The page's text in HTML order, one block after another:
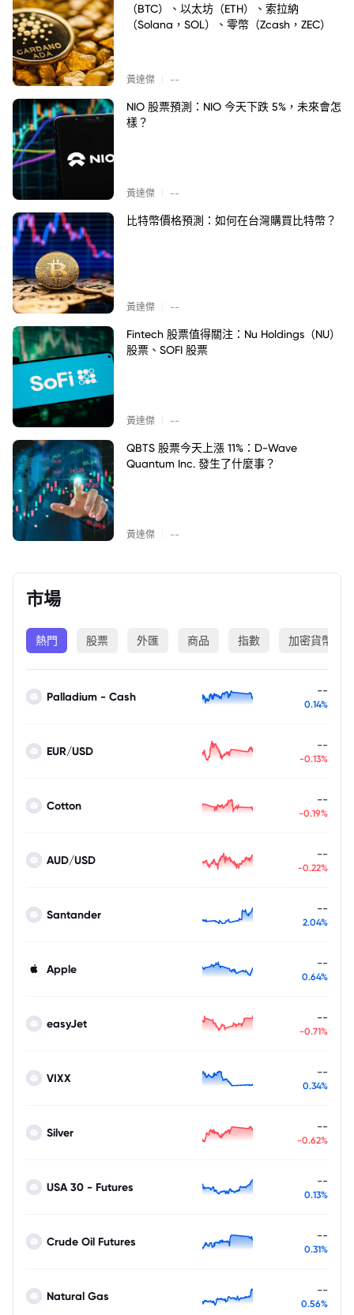
（BTC）、以太坊（ETH）、索拉納
（Solana，SOL）、零幣（Zcash，ZEC）
黃達傑 --
NIO 股票預測：NIO 今天下跌 5%，未來會怎
樣？
黃達傑 --
比特幣價格預測：如何在台灣購買比特幣？
黃達傑 --
Fintech 股票值得關注：Nu Holdings（NU）
股票、SOFI 股票
黃達傑 --
QBTS 股票今天上漲 11%：D-Wave
Quantum Inc. 發生了什麼事？
黃達傑 --
市場
熱門 股票 外匯 商品 指數 加密貨幣
Palladium - Cash --
0.14%
EUR/USD --
-0.13%
Cotton --
-0.19%
AUD/USD --
-0.22%
Santander --
2.04%
Apple --
0.64%
easyJet --
-0.71%
VIXX --
0.34%
Silver --
-0.62%
USA 30 - Futures --
0.13%
Crude Oil Futures --
0.31%
Natural Gas --
0.56%